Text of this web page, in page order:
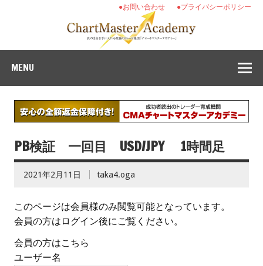
●プライバシーポリシー
●お問い合わせ
MENU
PB検証 一回目 USD/JPY 1時間足
2021年2月11日 taka4.oga
このページは会員様のみ閲覧可能となっています。
会員の方はログイン後にご覧ください。
会員の方はこちら
ユーザー名